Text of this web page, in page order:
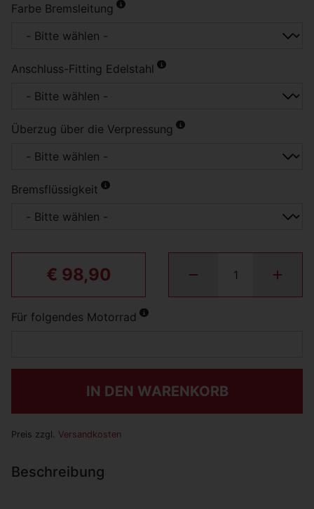
Farbe Bremsleitung
Anschluss-Fitting Edelstahl
Überzug über die Verpressung
Bremsflüssigkeit
€ 98,90
Für folgendes Motorrad
IN DEN WARENKORB
Preis zzgl. Versandkosten
Beschreibung